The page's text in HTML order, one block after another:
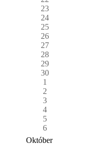
23
24
25
26
27
28
29
30
1
2
3
4
5
6
Október